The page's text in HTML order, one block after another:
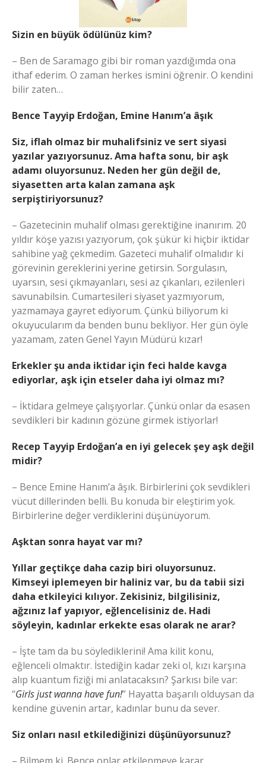
Sizin en büyük ödülünüz kim?
– Ben de Saramago gibi bir roman yazdığımda ona
ithaf ederim. O zaman herkes ismini öğrenir. O kendini
bilir zaten…
Bence Tayyip Erdoğan, Emine Hanım’a âşık
Siz, iflah olmaz bir muhalifsiniz ve sert siyasi
yazılar yazıyorsunuz. Ama hafta sonu, bir aşk
adamı oluyorsunuz. Neden her gün değil de,
siyasetten arta kalan zamana aşk
serpiştiriyorsunuz?
– Gazetecinin muhalif olması gerektiğine inanırım. 20
yıldır köşe yazısı yazıyorum, çok şükür ki hiçbir iktidar
sahibine yağ çekmedim. Gazeteci muhalif olmalıdır ki
görevinin gereklerini yerine getirsin. Sorgulasın,
uyarsın, sesi çıkmayanları, sesi az çıkanları, ezilenleri
savunabilsin. Cumartesileri siyaset yazmıyorum,
yazmamaya gayret ediyorum. Çünkü biliyorum ki
okuyucularım da benden bunu bekliyor. Her gün öyle
yazamam, zaten Genel Yayın Müdürü kızar!
Erkekler şu anda iktidar için feci halde kavga
ediyorlar, aşk için etseler daha iyi olmaz mı?
– İktidara gelmeye çalışıyorlar. Çünkü onlar da esasen
sevdikleri bir kadının gözüne girmek istiyorlar!
Recep Tayyip Erdoğan’a en iyi gelecek şey aşk değil
midir?
– Bence Emine Hanım’a âşık. Birbirlerini çok sevdikleri
vücut dillerinden belli. Bu konuda bir eleştirim yok.
Birbirlerine değer verdiklerini düşünüyorum.
Aşktan sonra hayat var mı?
Yıllar geçtikçe daha cazip biri oluyorsunuz.
Kimseyi iplemeyen bir haliniz var, bu da tabii sizi
daha etkileyici kılıyor. Zekisiniz, bilgilisiniz,
ağzınız laf yapıyor, eğlencelisiniz de. Hadi
söyleyin, kadınlar erkekte esas olarak ne arar?
– İşte tam da bu söylediklerini! Ama kilit konu,
eğlenceli olmaktır. İstediğin kadar zeki ol, kızı karşına
alıp kuantum fiziği mi anlatacaksın? Şarkısı bile var:
“Girls just wanna have fun!” Hayatta başarılı olduysan da
kendine güvenin artar, kadınlar bunu da sever.
Siz onları nasıl etkilediğinizi düşünüyorsunuz?